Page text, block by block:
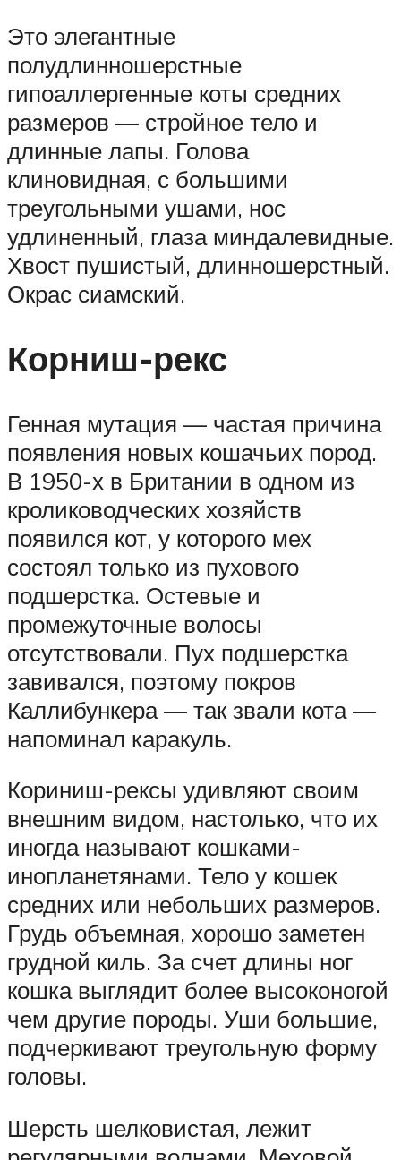
Это элегантные
полудлинношерстные
гипоаллергенные коты средних
размеров — стройное тело и
длинные лапы. Голова
клиновидная, с большими
треугольными ушами, нос
удлиненный, глаза миндалевидные.
Хвост пушистый, длинношерстный.
Окрас сиамский.
Корниш-рекс
Генная мутация — частая причина
появления новых кошачьих пород.
В 1950-х в Британии в одном из
кролиководческих хозяйств
появился кот, у которого мех
состоял только из пухового
подшерстка. Остевые и
промежуточные волосы
отсутствовали. Пух подшерстка
завивался, поэтому покров
Каллибункера — так звали кота —
напоминал каракуль.
Кориниш-рексы удивляют своим
внешним видом, настолько, что их
иногда называют кошками-
инопланетянами. Тело у кошек
средних или небольших размеров.
Грудь объемная, хорошо заметен
грудной киль. За счет длины ног
кошка выглядит более высоконогой
чем другие породы. Уши большие,
подчеркивают треугольную форму
головы.
Шерсть шелковистая, лежит